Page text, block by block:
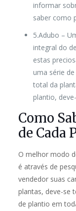
informar
saber como
5.Adubo –
integral do
estas
uma série
total da
plantio,
Como
de Cada
O melhor modo
é através de
vendedor suas
plantas, deve-se
de plantio em